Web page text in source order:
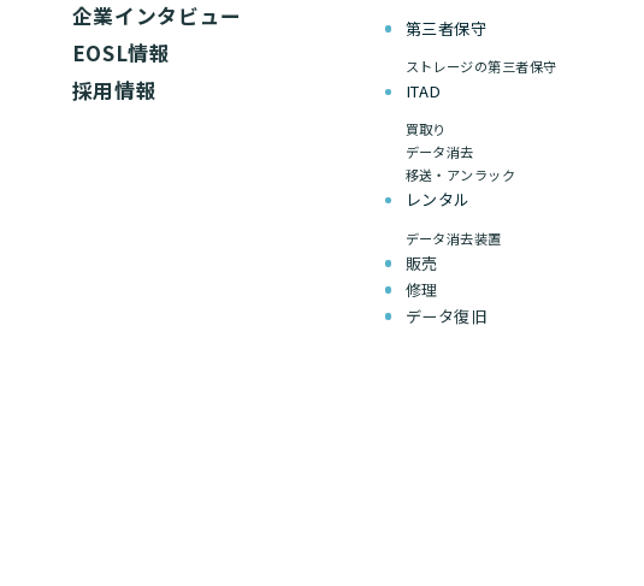
企業インタビュー
EOSL情報
採用情報
第三者保守
ストレージの第三者保守
ITAD
買取り
データ消去
移送・アンラック
レンタル
データ消去装置
販売
修理
データ復旧